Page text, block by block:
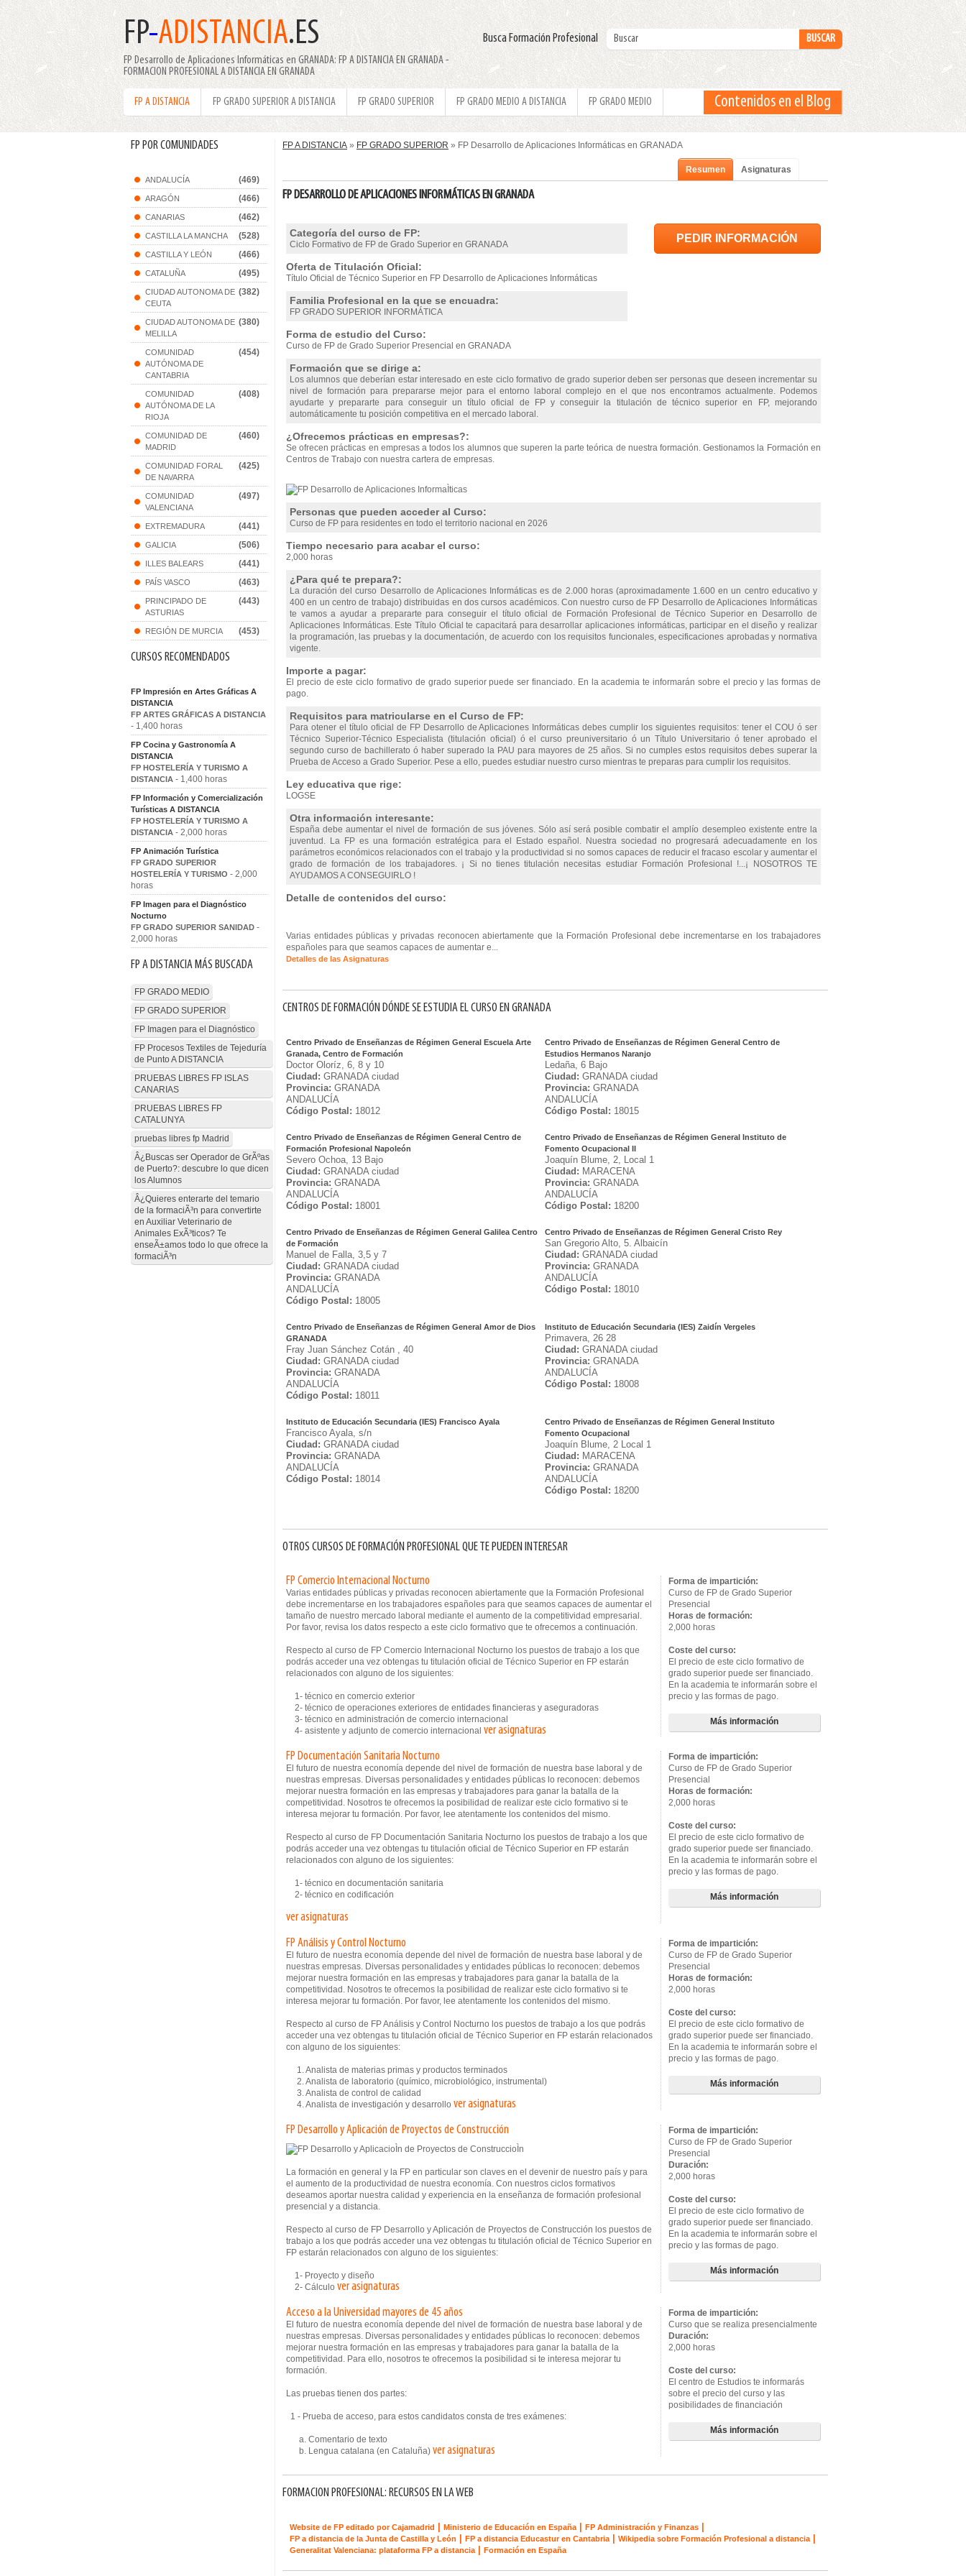
FP-ADISTANCIA.ES
FP Desarrollo de Aplicaciones Informáticas en GRANADA: FP A DISTANCIA EN GRANADA -
FORMACION PROFESIONAL A DISTANCIA EN GRANADA
Busca Formación Profesional
FP A DISTANCIA FP GRADO SUPERIOR A DISTANCIA FP GRADO SUPERIOR FP GRADO MEDIO A DISTANCIA FP GRADO MEDIO Contenidos en el Blog
FP POR COMUNIDADES
ANDALUCÍA (469)
ARAGÓN (466)
CANARIAS (462)
CASTILLA LA MANCHA (528)
CASTILLA Y LEÓN (466)
CATALUÑA (495)
CIUDAD AUTONOMA DE
CEUTA
(382)
CIUDAD AUTONOMA DE
MELILLA
(380)
COMUNIDAD
AUTÓNOMA DE
CANTABRIA
(454)
COMUNIDAD
AUTÓNOMA DE LA
RIOJA
(408)
COMUNIDAD DE
MADRID
(460)
COMUNIDAD FORAL
DE NAVARRA
(425)
COMUNIDAD
VALENCIANA
(497)
EXTREMADURA (441)
GALICIA (506)
ILLES BALEARS (441)
PAÍS VASCO (463)
PRINCIPADO DE
ASTURIAS
(443)
REGIÓN DE MURCIA (453)
CURSOS RECOMENDADOS
FP Impresión en Artes Gráficas A
DISTANCIA
FP ARTES GRÁFICAS A DISTANCIA
- 1,400 horas
FP Cocina y Gastronomía A
DISTANCIA
FP HOSTELERÍA Y TURISMO A
DISTANCIA - 1,400 horas
FP Información y Comercialización
Turísticas A DISTANCIA
FP HOSTELERÍA Y TURISMO A
DISTANCIA - 2,000 horas
FP Animación Turística
FP GRADO SUPERIOR
HOSTELERÍA Y TURISMO - 2,000
horas
FP Imagen para el Diagnóstico
Nocturno
FP GRADO SUPERIOR SANIDAD -
2,000 horas
FP A DISTANCIA MÁS BUSCADA
FP GRADO MEDIO
FP GRADO SUPERIOR
FP Imagen para el Diagnóstico
FP Procesos Textiles de Tejeduría
de Punto A DISTANCIA
PRUEBAS LIBRES FP ISLAS
CANARIAS
PRUEBAS LIBRES FP
CATALUNYA
pruebas libres fp Madrid
Â¿Buscas ser Operador de GrÃºas
de Puerto?: descubre lo que dicen
los Alumnos
Â¿Quieres enterarte del temario
de la formaciÃ³n para convertirte
en Auxiliar Veterinario de
Animales ExÃ³ticos? Te
enseÃ±amos todo lo que ofrece la
formaciÃ³n
FP A DISTANCIA » FP GRADO SUPERIOR » FP Desarrollo de Aplicaciones Informáticas en GRANADA
Resumen Asignaturas
FP DESARROLLO DE APLICACIONES INFORMÁTICAS EN GRANADA
PEDIR INFORMACIÓN
Categoría del curso de FP:
Ciclo Formativo de FP de Grado Superior en GRANADA
Oferta de Titulación Oficial:
Título Oficial de Técnico Superior en FP Desarrollo de Aplicaciones Informáticas
Familia Profesional en la que se encuadra:
FP GRADO SUPERIOR INFORMÁTICA
Forma de estudio del Curso:
Curso de FP de Grado Superior Presencial en GRANADA
Formación que se dirige a:
Los alumnos que deberían estar interesado en este ciclo formativo de grado superior deben ser personas que deseen incrementar su
nivel de formación para prepararse mejor para el entorno laboral complejo en el que nos encontramos actualmente. Podemos
ayudarte y prepararte para conseguir un título oficial de FP y conseguir la titulación de técnico superior en FP, mejorando
automáticamente tu posición competitiva en el mercado laboral.
¿Ofrecemos prácticas en empresas?:
Se ofrecen prácticas en empresas a todos los alumnos que superen la parte teórica de nuestra formación. Gestionamos la Formación en
Centros de Trabajo con nuestra cartera de empresas.
Personas que pueden acceder al Curso:
Curso de FP para residentes en todo el territorio nacional en 2026
Tiempo necesario para acabar el curso:
2,000 horas
¿Para qué te prepara?:
La duración del curso Desarrollo de Aplicaciones Informáticas es de 2.000 horas (aproximadamente 1.600 en un centro educativo y
400 en un centro de trabajo) distribuidas en dos cursos académicos. Con nuestro curso de FP Desarrollo de Aplicaciones Informáticas
te vamos a ayudar a prepararte para conseguir el título oficial de Formación Profesional de Técnico Superior en Desarrollo de
Aplicaciones Informáticas. Este Título Oficial te capacitará para desarrollar aplicaciones informáticas, participar en el diseño y realizar
la programación, las pruebas y la documentación, de acuerdo con los requisitos funcionales, especificaciones aprobadas y normativa
vigente.
Importe a pagar:
El precio de este ciclo formativo de grado superior puede ser financiado. En la academia te informarán sobre el precio y las formas de
pago.
Requisitos para matricularse en el Curso de FP:
Para otener el título oficial de FP Desarrollo de Aplicaciones Informáticas debes cumplir los siguientes requisitos: tener el COU ó ser
Técnico Superior-Técnico Especialista (titulación oficial) ó el curso preuniversitario ó un Título Universitario ó tener aprobado el
segundo curso de bachillerato ó haber superado la PAU para mayores de 25 años. Si no cumples estos requisitos debes superar la
Prueba de Acceso a Grado Superior. Pese a ello, puedes estudiar nuestro curso mientras te preparas para cumplir los requisitos.
Ley educativa que rige:
LOGSE
Otra información interesante:
España debe aumentar el nivel de formación de sus jóvenes. Sólo así será posible combatir el amplío desempleo existente entre la
juventud. La FP es una formación estratégica para el Estado español. Nuestra sociedad no progresará adecuadamente en los
parámetros económicos relacionados con el trabajo y la productividad si no somos capaces de reducir el fracaso escolar y aumentar el
grado de formación de los trabajadores. ¡ Si no tienes titulación necesitas estudiar Formación Profesional !...¡ NOSOTROS TE
AYUDAMOS A CONSEGUIRLO !
Detalle de contenidos del curso:
Varias entidades públicas y privadas reconocen abiertamente que la Formación Profesional debe incrementarse en los trabajadores
españoles para que seamos capaces de aumentar e...
Detalles de las Asignaturas
CENTROS DE FORMACIÓN DÓNDE SE ESTUDIA EL CURSO EN GRANADA
Centro Privado de Enseñanzas de Régimen General Escuela Arte
Granada, Centro de Formación
Doctor Oloríz, 6, 8 y 10
Ciudad: GRANADA ciudad
Provincia: GRANADA
ANDALUCÍA
Código Postal: 18012
Centro Privado de Enseñanzas de Régimen General Centro de
Estudios Hermanos Naranjo
Ledaña, 6 Bajo
Ciudad: GRANADA ciudad
Provincia: GRANADA
ANDALUCÍA
Código Postal: 18015
Centro Privado de Enseñanzas de Régimen General Centro de
Formación Profesional Napoleón
Severo Ochoa, 13 Bajo
Ciudad: GRANADA ciudad
Provincia: GRANADA
ANDALUCÍA
Código Postal: 18001
Centro Privado de Enseñanzas de Régimen General Instituto de
Fomento Ocupacional II
Joaquín Blume, 2, Local 1
Ciudad: MARACENA
Provincia: GRANADA
ANDALUCÍA
Código Postal: 18200
Centro Privado de Enseñanzas de Régimen General Galilea Centro
de Formación
Manuel de Falla, 3,5 y 7
Ciudad: GRANADA ciudad
Provincia: GRANADA
ANDALUCÍA
Código Postal: 18005
Centro Privado de Enseñanzas de Régimen General Cristo Rey
San Gregorio Alto, 5. Albaicín
Ciudad: GRANADA ciudad
Provincia: GRANADA
ANDALUCÍA
Código Postal: 18010
Centro Privado de Enseñanzas de Régimen General Amor de Dios
GRANADA
Fray Juan Sánchez Cotán , 40
Ciudad: GRANADA ciudad
Provincia: GRANADA
ANDALUCÍA
Código Postal: 18011
Instituto de Educación Secundaria (IES) Zaidín Vergeles
Primavera, 26 28
Ciudad: GRANADA ciudad
Provincia: GRANADA
ANDALUCÍA
Código Postal: 18008
Instituto de Educación Secundaria (IES) Francisco Ayala
Francisco Ayala, s/n
Ciudad: GRANADA ciudad
Provincia: GRANADA
ANDALUCÍA
Código Postal: 18014
Centro Privado de Enseñanzas de Régimen General Instituto
Fomento Ocupacional
Joaquín Blume, 2 Local 1
Ciudad: MARACENA
Provincia: GRANADA
ANDALUCÍA
Código Postal: 18200
OTROS CURSOS DE FORMACIÓN PROFESIONAL QUE TE PUEDEN INTERESAR
FP Comercio Internacional Nocturno
Varias entidades públicas y privadas reconocen abiertamente que la Formación Profesional
debe incrementarse en los trabajadores españoles para que seamos capaces de aumentar el
tamaño de nuestro mercado laboral mediante el aumento de la competitividad empresarial.
Por favor, revisa los datos respecto a este ciclo formativo que te ofrecemos a continuación.
Respecto al curso de FP Comercio Internacional Nocturno los puestos de trabajo a los que
podrás acceder una vez obtengas tu titulación oficial de Técnico Superior en FP estarán
relacionados con alguno de los siguientes:
1- técnico en comercio exterior
2- técnico de operaciones exteriores de entidades financieras y aseguradoras
3- técnico en administración de comercio internacional
4- asistente y adjunto de comercio internacional ver asignaturas
Forma de impartición:
Curso de FP de Grado Superior
Presencial
Horas de formación:
2,000 horas
Coste del curso:
El precio de este ciclo formativo de
grado superior puede ser financiado.
En la academia te informarán sobre el
precio y las formas de pago.
Más información
FP Documentación Sanitaria Nocturno
El futuro de nuestra economía depende del nivel de formación de nuestra base laboral y de
nuestras empresas. Diversas personalidades y entidades públicas lo reconocen: debemos
mejorar nuestra formación en las empresas y trabajadores para ganar la batalla de la
competitividad. Nosotros te ofrecemos la posibilidad de realizar este ciclo formativo si te
interesa mejorar tu formación. Por favor, lee atentamente los contenidos del mismo.
Respecto al curso de FP Documentación Sanitaria Nocturno los puestos de trabajo a los que
podrás acceder una vez obtengas tu titulación oficial de Técnico Superior en FP estarán
relacionados con alguno de los siguientes:
1- técnico en documentación sanitaria
2- técnico en codificación
ver asignaturas
Forma de impartición:
Curso de FP de Grado Superior
Presencial
Horas de formación:
2,000 horas
Coste del curso:
El precio de este ciclo formativo de
grado superior puede ser financiado.
En la academia te informarán sobre el
precio y las formas de pago.
Más información
FP Análisis y Control Nocturno
El futuro de nuestra economía depende del nivel de formación de nuestra base laboral y de
nuestras empresas. Diversas personalidades y entidades públicas lo reconocen: debemos
mejorar nuestra formación en las empresas y trabajadores para ganar la batalla de la
competitividad. Nosotros te ofrecemos la posibilidad de realizar este ciclo formativo si te
interesa mejorar tu formación. Por favor, lee atentamente los contenidos del mismo.
Respecto al curso de FP Análisis y Control Nocturno los puestos de trabajo a los que podrás
acceder una vez obtengas tu titulación oficial de Técnico Superior en FP estarán relacionados
con alguno de los siguientes:
1. Analista de materias primas y productos terminados
2. Analista de laboratorio (químico, microbiológico, instrumental)
3. Analista de control de calidad
4. Analista de investigación y desarrollo ver asignaturas
Forma de impartición:
Curso de FP de Grado Superior
Presencial
Horas de formación:
2,000 horas
Coste del curso:
El precio de este ciclo formativo de
grado superior puede ser financiado.
En la academia te informarán sobre el
precio y las formas de pago.
Más información
FP Desarrollo y Aplicación de Proyectos de Construcción
La formación en general y la FP en particular son claves en el devenir de nuestro país y para
el aumento de la productividad de nuestra economía. Con nuestros ciclos formativos
deseamos aportar nuestra calidad y experiencia en la enseñanza de formación profesional
presencial y a distancia.
Respecto al curso de FP Desarrollo y Aplicación de Proyectos de Construcción los puestos de
trabajo a los que podrás acceder una vez obtengas tu titulación oficial de Técnico Superior en
FP estarán relacionados con alguno de los siguientes:
1- Proyecto y diseño
2- Cálculo ver asignaturas
Forma de impartición:
Curso de FP de Grado Superior
Presencial
Duración:
2,000 horas
Coste del curso:
El precio de este ciclo formativo de
grado superior puede ser financiado.
En la academia te informarán sobre el
precio y las formas de pago.
Más información
Acceso a la Universidad mayores de 45 años
El futuro de nuestra economía depende del nivel de formación de nuestra base laboral y de
nuestras empresas. Diversas personalidades y entidades públicas lo reconocen: debemos
mejorar nuestra formación en las empresas y trabajadores para ganar la batalla de la
competitividad. Para ello, nosotros te ofrecemos la posibilidad si te interesa mejorar tu
formación.
Las pruebas tienen dos partes:
1 - Prueba de acceso, para estos candidatos consta de tres exámenes:
a. Comentario de texto
b. Lengua catalana (en Cataluña) ver asignaturas
Forma de impartición:
Curso que se realiza presencialmente
Duración:
2,000 horas
Coste del curso:
El centro de Estudios te informarás
sobre el precio del curso y las
posibilidades de financiación
Más información
FORMACION PROFESIONAL: RECURSOS EN LA WEB
Website de FP editado por Cajamadrid Ministerio de Educación en España FP Administración y Finanzas
FP a distancia de la Junta de Castilla y León FP a distancia Educastur en Cantabria Wikipedia sobre Formación Profesional a distancia
Generalitat Valenciana: plataforma FP a distancia Formación en España